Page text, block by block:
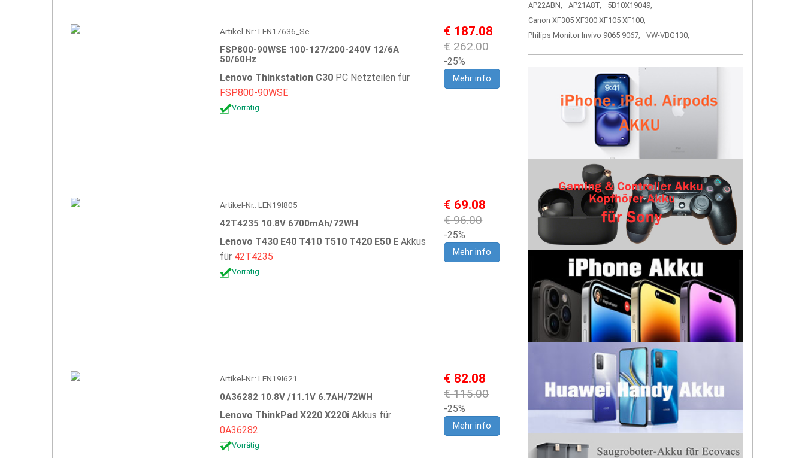
Artikel-Nr.: LEN17636_Se
FSP800-90WSE 100-127/200-240V 12/6A
50/60Hz
Lenovo Thinkstation C30 PC Netzteilen für
FSP800-90WSE
Vorrätig
€ 187.08
€ 262.00
-25%
Mehr info
Artikel-Nr.: LEN19I805
42T4235 10.8V 6700mAh/72WH
Lenovo T430 E40 T410 T510 T420 E50 E Akkus
für 42T4235
Vorrätig
€ 69.08
€ 96.00
-25%
Mehr info
Artikel-Nr.: LEN19I621
0A36282 10.8V /11.1V 6.7AH/72WH
Lenovo ThinkPad X220 X220i Akkus für
0A36282
Vorrätig
€ 82.08
€ 115.00
-25%
Mehr info
AP22ABN,
AP21A8T,
5B10X19049,
Canon XF305 XF300 XF105 XF100,
Philips Monitor Invivo 9065 9067,
VW-VBG130,